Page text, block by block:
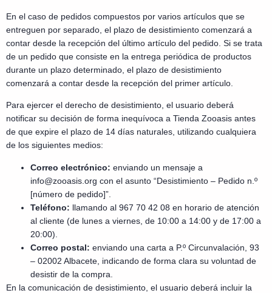
En el caso de pedidos compuestos por varios artículos que se
entreguen por separado, el plazo de desistimiento comenzará a
contar desde la recepción del último artículo del pedido. Si se trata
de un pedido que consiste en la entrega periódica de productos
durante un plazo determinado, el plazo de desistimiento
comenzará a contar desde la recepción del primer artículo.
Para ejercer el derecho de desistimiento, el usuario deberá
notificar su decisión de forma inequívoca a Tienda Zooasis antes
de que expire el plazo de 14 días naturales, utilizando cualquiera
de los siguientes medios:
Correo electrónico: enviando un mensaje a
info@zooasis.org con el asunto “Desistimiento – Pedido n.º
[número de pedido]”.
Teléfono: llamando al 967 70 42 08 en horario de atención
al cliente (de lunes a viernes, de 10:00 a 14:00 y de 17:00 a
20:00).
Correo postal: enviando una carta a P.º Circunvalación, 93
– 02002 Albacete, indicando de forma clara su voluntad de
desistir de la compra.
En la comunicación de desistimiento, el usuario deberá incluir la